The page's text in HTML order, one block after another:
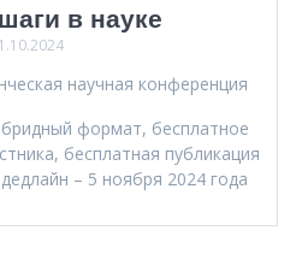
в науке
научная конференция
формат, бесплатное
бесплатная публикация
– 5 ноября 2024 года